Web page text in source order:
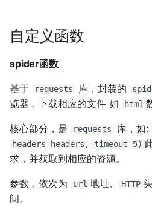
如何使用 Gunicorn 管理
如何添加 php-imap扩展模
块？
如何设置 Tomcat容器JVM内
存？
如何自定义 Nodejs 镜像？
Ansible Playbook 安装
如何使用 NPM 安装 VUE 框
架?
Nodejs 使用国内 NPM镜像
Nodejs 包管理器 NPM
Kubernetes 实战-网络策略
Kubernetes 实战-SVC服务
Kubernetes 实战-数据卷
部CPU
XenServer 虚拟机无法安装系
统
XenServer 7.0
XenServer 设置虚拟机网络带
宽
Nginx if与set指令
Nginx 与 X-Forwarded-For
NFS故障对Nginx服务器的影
Postgresql使用 pg_dumpall
Postgresql 客户端 psql
Mysql容器设置字符集
Mysql容器设置sql_mode模
式
Ubuntu 密码管理软件
keepassx
Remmina 共享文件夹
Ubuntu Grub2没有Windows
引导菜单
例
Cisco 3560X 升级 License
Cisco Command rejected
not allowed on this
interface
使用 wireshark 对比 https
与 http 协议
Harbor 仓库自动复制镜像
Harbor Send email
failed:501
用Harbor实现容器镜像仓库
的管理和运维
Zabbix 主机克隆
Zabbix 正则表达式
Zabbix 监控交换机带宽
Zabbix 配置macro变量
Zabbix 监控 Haproxy
Haproxy 状态统计脚本
Git merge 合并分支
Git 版本升级
Git 配置代理
使用git完成程序上线流程
Git 分布式版本控制系统
git-shell 禁止git用户登陆系
统
MegaCLI
固态磁盘检测工具
CentOS Ignoring disk sda
Sysbench IO基准测试
Rsync 删除海量文件测试
Windows slmgr.vbs 命令
Windows 添加静态路由
Windows 2003 配置ASP环
境
strict-transport-security 保
动态CDN保护网站与网站加
速
Chrome 浏览器 Cookies 插
件
Docker漏洞获取宿主机 root
自定义函数
spider函数
基于 requests 库，封装的
览器，下载相应的文件 如
html
核心部分，是 requests 库，如:
headers=headers, timeout=5)
求，并获取到相应的资源。
参数，依次为 url 地址、 HTTP
间。